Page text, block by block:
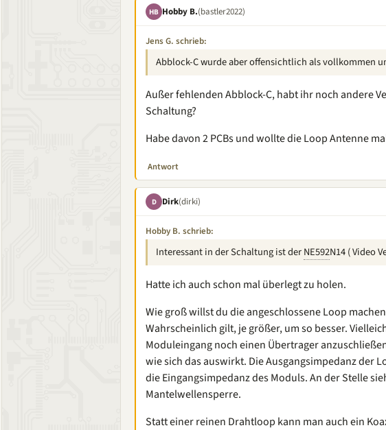
HB Hobby B.(bastler2022)
Jens G. schrieb:
Abblock-C wurde aber offensichtlich als vollkommen
Außer fehlenden Abblock-C, habt ihr noch andere
Schaltung?
Habe davon 2 PCBs und wollte die Loop Antenne
Antwort
D Dirk(dirki)
Hobby B. schrieb:
Interessant in der Schaltung ist derNE592N14 ( Video
Hatte ich auch schon mal überlegt zu holen.
Wie groß willst du die angeschlossene Loop
Wahrscheinlich gilt, je größer, um so besser.
Moduleingang noch einen Übertrager
wie sich das auswirkt. Die Ausgangsimpedanz der
die Eingangsimpedanz des Moduls. An der Stelle
Mantelwellensperre.
Statt einer reinen Drahtloop kann man auch ein